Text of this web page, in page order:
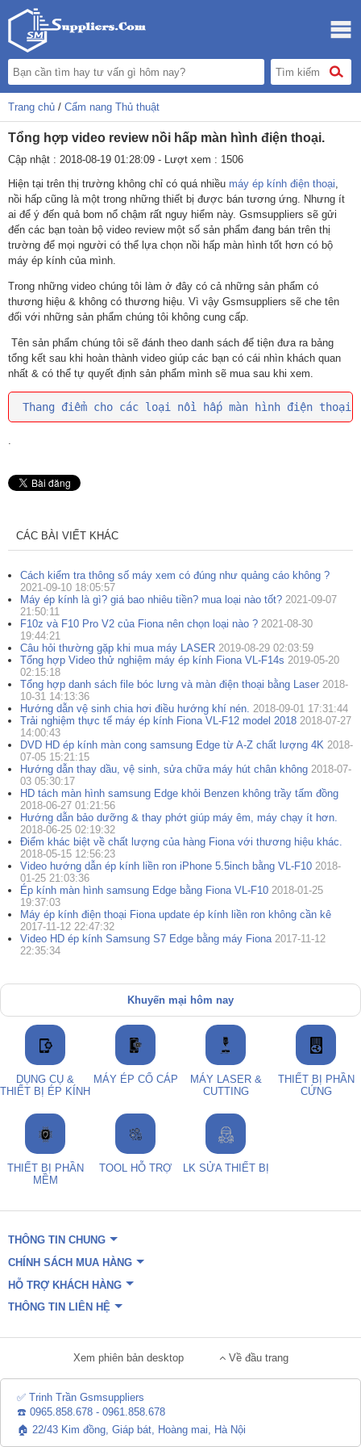
Trang chủ / Cẩm nang Thủ thuật
Tổng hợp video review nồi hấp màn hình điện thoại.
Cập nhật : 2018-08-19 01:28:09 - Lượt xem : 1506
Hiện tại trên thị trường không chỉ có quá nhiều máy ép kính điện thoại,
nồi hấp cũng là một trong những thiết bị được bán tương ứng. Nhưng ít
ai để ý đến quả bom nổ chậm rất nguy hiểm này. Gsmsuppliers sẽ gửi
đến các bạn toàn bộ video review một số sản phẩm đang bán trên thị
trường để mọi người có thể lựa chọn nồi hấp màn hình tốt hơn có bộ
máy ép kính của mình.
Trong những video chúng tôi làm ở đây có cả những sản phẩm có
thương hiệu & không có thương hiệu. Vì vậy Gsmsuppliers sẽ che tên
đối với những sản phẩm chúng tôi không cung cấp.
Tên sản phẩm chúng tôi sẽ đánh theo danh sách để tiện đưa ra bảng
tổng kết sau khi hoàn thành video giúp các bạn có cái nhìn khách quan
nhất & có thể tự quyết định sản phẩm mình sẽ mua sau khi xem.
Thang điểm cho các loại nồi hấp màn hình điện thoại
.
CÁC BÀI VIẾT KHÁC
Cách kiểm tra thông số máy xem có đúng như quảng cáo không ?
2021-09-10 18:05:57
Máy ép kính là gì? giá bao nhiêu tiền? mua loại nào tốt? 2021-09-07
21:50:11
F10z và F10 Pro V2 của Fiona nên chọn loại nào ? 2021-08-30
19:44:21
Câu hỏi thường gặp khi mua máy LASER 2019-08-29 02:03:59
Tổng hợp Video thử nghiệm máy ép kính Fiona VL-F14s 2019-05-20
02:15:18
Tổng hợp danh sách file bóc lưng và màn điện thoại bằng Laser 2018-
10-31 14:13:36
Hướng dẫn vệ sinh chia hơi điều hướng khí nén. 2018-09-01 17:31:44
Trải nghiệm thực tế máy ép kính Fiona VL-F12 model 2018 2018-07-27
14:00:43
DVD HD ép kính màn cong samsung Edge từ A-Z chất lượng 4K 2018-
07-05 15:21:15
Hướng dẫn thay dầu, vệ sinh, sửa chữa máy hút chân không 2018-07-
03 05:30:17
HD tách màn hình samsung Edge khỏi Benzen không trầy tấm đồng
2018-06-27 01:21:56
Hướng dẫn bảo dưỡng & thay phớt giúp máy êm, máy chạy ít hơn.
2018-06-25 02:19:32
Điểm khác biệt về chất lượng của hàng Fiona với thương hiệu khác.
2018-05-15 12:56:23
Video hướng dẫn ép kính liền ron iPhone 5.5inch bằng VL-F10 2018-
01-25 21:03:36
Ép kính màn hình samsung Edge bằng Fiona VL-F10 2018-01-25
19:37:03
Máy ép kính điện thoại Fiona update ép kính liền ron không cần kê
2017-11-12 22:47:32
Video HD ép kính Samsung S7 Edge bằng máy Fiona 2017-11-12
22:35:34
Khuyến mại hôm nay
DỤNG CỤ &
THIẾT BỊ ÉP KÍNH
MÁY ÉP CỔ CÁP
MÁY LASER &
CUTTING
THIẾT BỊ PHẦN
CỨNG
THIẾT BỊ PHẦN
MỀM
TOOL HỖ TRỢ LK SỬA THIẾT BỊ
THÔNG TIN CHUNG
CHÍNH SÁCH MUA HÀNG
HỖ TRỢ KHÁCH HÀNG
THÔNG TIN LIÊN HỆ
Xem phiên bản desktop Về đầu trang
✅ Trinh Trần Gsmsuppliers
☎️ 0965.858.678 - 0961.858.678
🏠 22/43 Kim đồng, Giáp bát, Hoàng mai, Hà Nội